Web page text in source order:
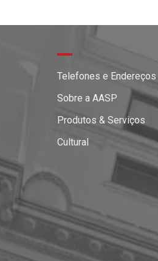
Telefones e Endereços
Sobre a AASP
Produtos & Serviços
Cultural